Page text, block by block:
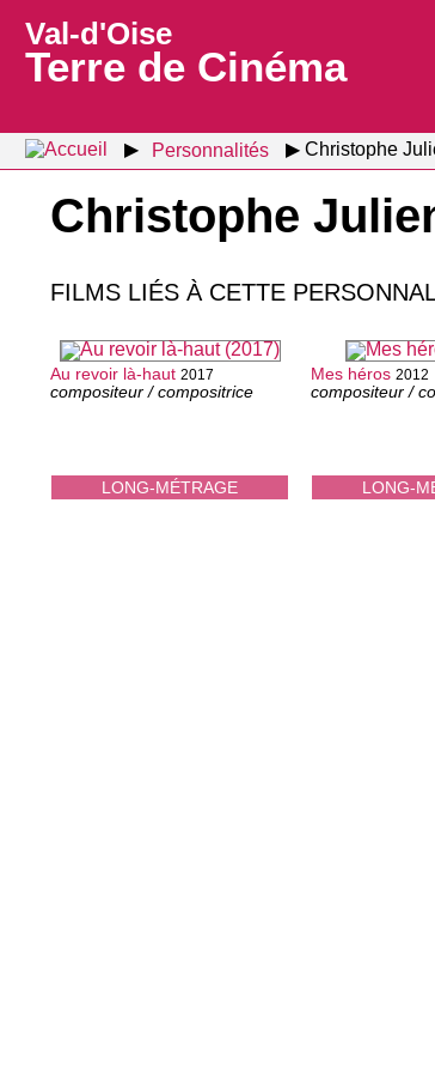
Val-d'Oise
Terre de Cinéma
Personnalités Christophe
Christophe
FILMS LIÉS À CETTE
LONG-MÉTRAGE
Au revoir là-haut 2017
compositeur / compositrice
LONG-
Mes héros 2012
compositeur /